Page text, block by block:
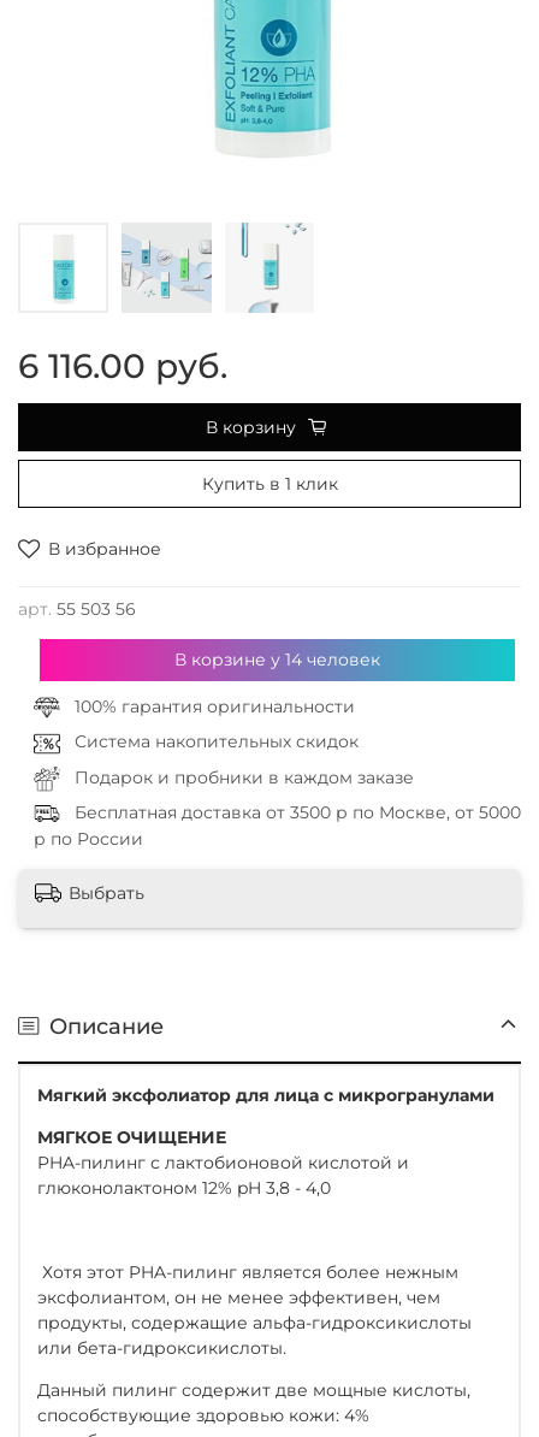
В избранное
арт. 55 503 56
6 116.00 руб.
В корзину
Купить в 1 клик
В корзине у 14человек
100% гарантия оригинальности
Система накопительных скидок
Подарок и пробники в каждом заказе
Бесплатная доставка от 3500 р по Москве, от 5000
р по России
Выбрать
Описание
Мягкий эксфолиатор для лица с микрогранулами
МЯГКОЕ ОЧИЩЕНИЕ
PHA-пилинг с лактобионовой кислотой и
глюконолактоном 12% pH 3,8 - 4,0
Хотя этот PHA-пилинг является более нежным
эксфолиантом, он не менее эффективен, чем
продукты, содержащие альфа-гидроксикислоты
или бета-гидроксикислоты.
Данный пилинг содержит две мощные кислоты,
способствующие здоровью кожи: 4%